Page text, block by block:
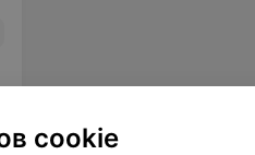
cookie